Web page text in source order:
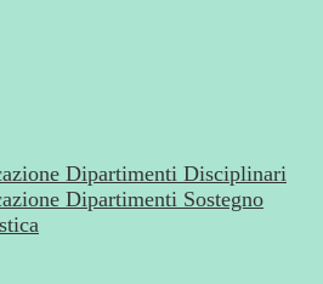
Dipartimenti Disciplinari
Dipartimenti Sostegno